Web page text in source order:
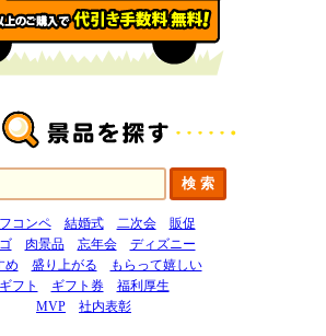
コンペ 結婚式 二次会
販促
肉景品 忘年会
ディズニー
め
盛り上がる
もらって嬉しい
ギフト
ギフト券
福利厚生
MVP
社内表彰